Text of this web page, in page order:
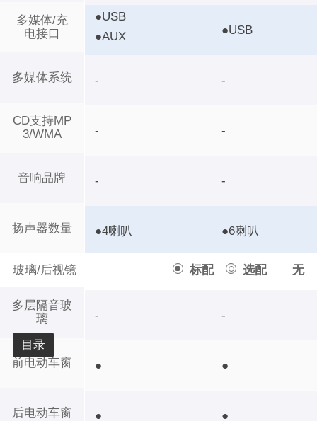
多媒体/充
电接口
多媒体系统
CD支持MP
3/WMA
音响品牌
扬声器数量
玻璃/后视镜 标配 选配 无
多层隔音玻
璃
前电动车窗
后电动车窗
●USB
●AUX
●USB
- -
- -
- -
●4喇叭 ●6喇叭
- -
● ●
● ●
目录